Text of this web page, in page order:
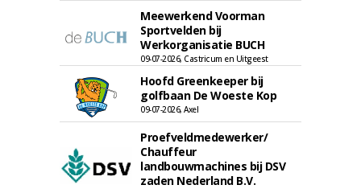
Meewerkend Voorman
Sportvelden bij
Werkorganisatie BUCH
09-07-2026, Castricum en Uitgeest
Hoofd Greenkeeper bij
golfbaan De Woeste Kop
09-07-2026, Axel
Proefveldmedewerker/
Chauffeur
landbouwmachines bij DSV
zaden Nederland B.V.